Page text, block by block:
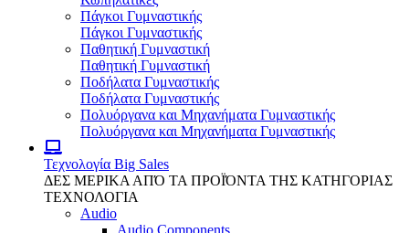
Πάγκοι Γυμναστικής
Πάγκοι Γυμναστικής
Παθητική Γυμναστική
Παθητική Γυμναστική
Ποδήλατα Γυμναστικής
Ποδήλατα Γυμναστικής
Πολυόργανα και Μηχανήματα Γυμναστικής
Πολυόργανα και Μηχανήματα Γυμναστικής
Τεχνολογία Big Sales
ΔΕΣ ΜΕΡΙΚΑ ΑΠΌ ΤΑ ΠΡΟΪΌΝΤΑ ΤΗΣ ΚΑΤΗΓΟΡΙΑΣ
ΤΕΧΝΟΛΟΓΙΑ
Audio
Audio Components